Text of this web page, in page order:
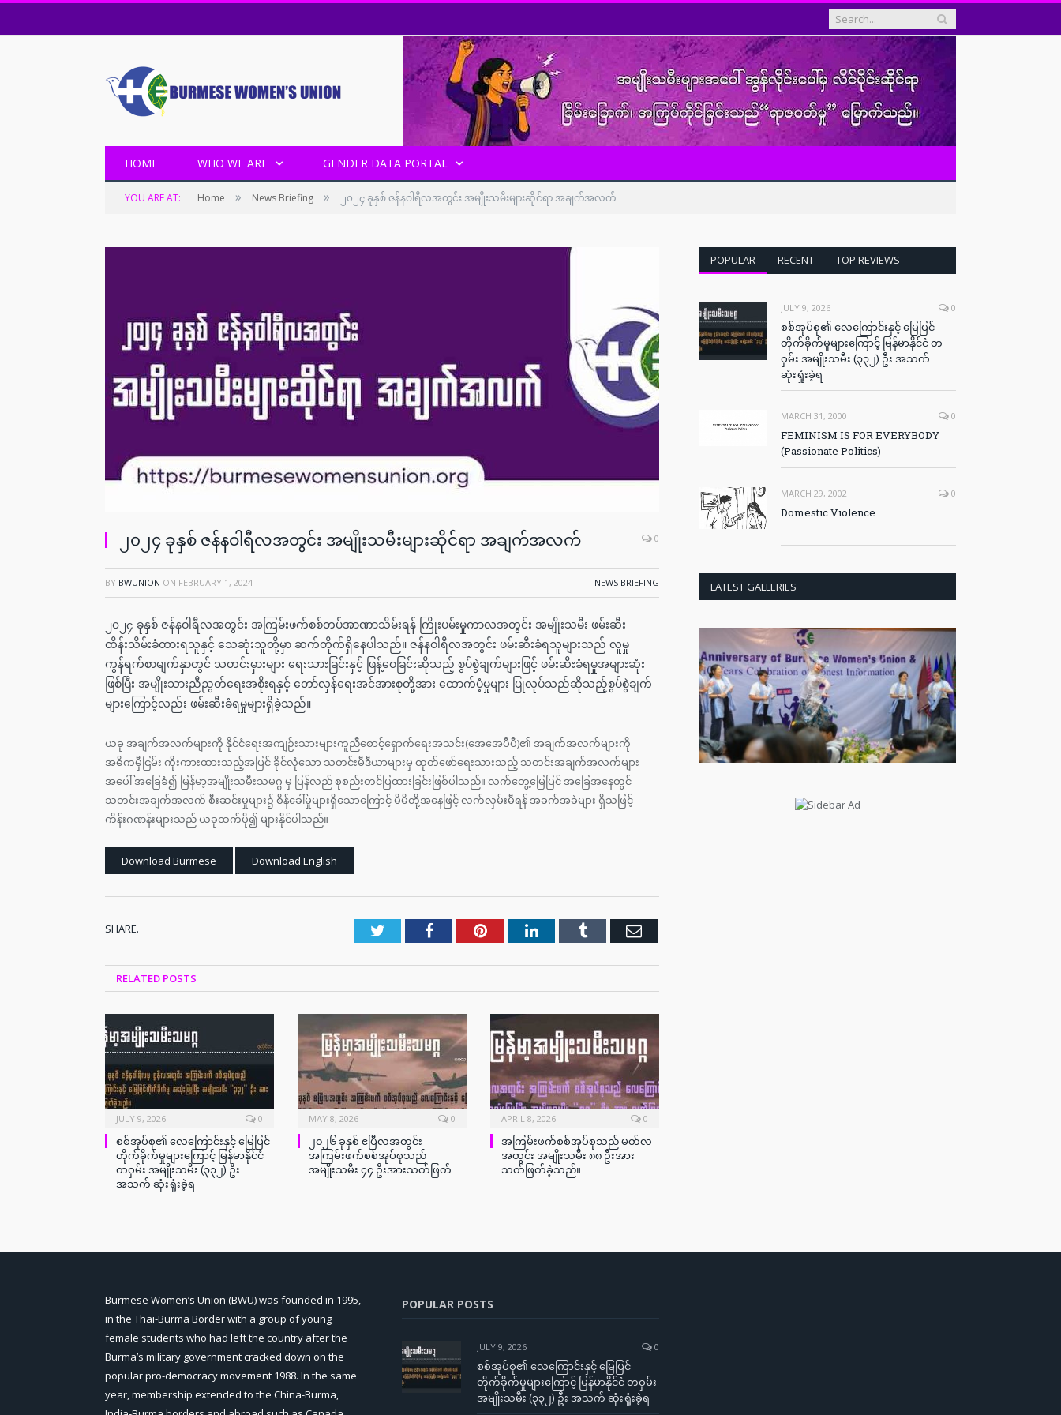
HOME WHO WE ARE GENDER DATA PORTAL
YOU ARE AT: Home » News Briefing » ၂၀၂၄ ခုနှစ် ဇန်နဝါရီလအတွင်း အမျိုးသမီးများဆိုင်ရာ အချက်အလက်
၂၀၂၄ ခုနှစ် ဇန်နဝါရီလအတွင်း အမျိုးသမီးများဆိုင်ရာ အချက်အလက် 0
BY BWUNION ON FEBRUARY 1, 2024 NEWS BRIEFING
၂၀၂၄ ခုနှစ် ဇန်နဝါရီလအတွင်း အကြမ်းဖက်စစ်တပ်အာဏာသိမ်းရန် ကြိုးပမ်းမှုကာလအတွင်း အမျိုးသမီး ဖမ်းဆီး
ထိန်းသိမ်းခံထားရသူနှင့် သေဆုံးသူတို့မှာ ဆက်တိုက်ရှိနေပါသည်။ ဇန်နဝါရီလအတွင်း ဖမ်းဆီးခံရသူများသည် လူမှု
ကွန်ရက်စာမျက်နှာတွင် သတင်းမှားများ ရေးသားခြင်းနှင့် ဖြန့်ဝေခြင်းဆိုသည့် စွပ်စွဲချက်များဖြင့် ဖမ်းဆီးခံရမှုအများဆုံး
ဖြစ်ပြီး အမျိုးသားညီညွတ်ရေးအစိုးရနှင့် တော်လှန်ရေးအင်အားစုတို့အား ထောက်ပံ့မှုများ ပြုလုပ်သည်ဆိုသည့်စွပ်စွဲချက်
များကြောင့်လည်း ဖမ်းဆီးခံရမှုများရှိခဲ့သည်။
ယခု အချက်အလက်များကို နိုင်ငံရေးအကျဉ်းသားများကူညီစောင့်ရှောက်ရေးအသင်း(အေအေပီပီ)၏ အချက်အလက်များကို
အဓိကမှီငြမ်း ကိုးကားထားသည့်အပြင် ခိုင်လုံသော သတင်းမီဒီယာများမှ ထုတ်ဖော်ရေးသားသည့် သတင်းအချက်အလက်များ
အပေါ် အခြေခံ၍ မြန်မာ့အမျိုးသမီးသမဂ္ဂ မှ ပြန်လည် စုစည်းတင်ပြထားခြင်းဖြစ်ပါသည်။ လက်တွေ့မြေပြင် အခြေအနေတွင်
သတင်းအချက်အလက် စီးဆင်းမှုများ၌ စိန်ခေါ်မှုများရှိသောကြောင့် မိမိတို့အနေဖြင့် လက်လှမ်းမီရန် အခက်အခဲများ ရှိသဖြင့်
ကိန်းဂဏန်းများသည် ယခုထက်ပို၍ များနိုင်ပါသည်။
Download Burmese Download English
SHARE. TwitterFacebookPinterestLinkedInTumblr Email
RELATED POSTS
JULY 9, 2026 0
စစ်အုပ်စု၏ လေကြောင်းနှင့် မြေပြင်
တိုက်ခိုက်မှုများကြောင့် မြန်မာနိုင်ငံ
တဝှမ်း အမျိုးသမီး (၃၃၂) ဦး
အသက် ဆုံးရှုံးခဲ့ရ
MAY 8, 2026 0
၂၀၂၆ ခုနှစ် ဧပြီလအတွင်း
အကြမ်းဖက်စစ်အုပ်စုသည်
အမျိုးသမီး ၄၄ ဦးအားသတ်ဖြတ်
APRIL 8, 2026 0
အကြမ်းဖက်စစ်အုပ်စုသည် မတ်လ
အတွင်း အမျိုးသမီး ၈၈ ဦးအား
သတ်ဖြတ်ခဲ့သည်။
POPULAR RECENT TOP REVIEWS
JULY 9, 2026 0
စစ်အုပ်စု၏ လေကြောင်းနှင့် မြေပြင်
တိုက်ခိုက်မှုများကြောင့် မြန်မာနိုင်ငံ တ
ဝှမ်း အမျိုးသမီး (၃၃၂) ဦး အသက်
ဆုံးရှုံးခဲ့ရ
MARCH 31, 2000 0
FEMINISM IS FOR EVERYBODY
(Passionate Politics)
MARCH 29, 2002 0
Domestic Violence
LATEST GALLERIES
Burmese Women’s Union (BWU) was founded in 1995,
in the Thai-Burma Border with a group of young
female students who had left the country after the
Burma’s military government cracked down on the
popular pro-democracy movement 1988. In the same
year, membership extended to the China-Burma,
POPULAR POSTS
JULY 9, 2026 0
စစ်အုပ်စု၏ လေကြောင်းနှင့် မြေပြင်
တိုက်ခိုက်မှုများကြောင့် မြန်မာနိုင်ငံ တဝှမ်း
အမျိုးသမီး (၃၃၂) ဦး အသက် ဆုံးရှုံးခဲ့ရ